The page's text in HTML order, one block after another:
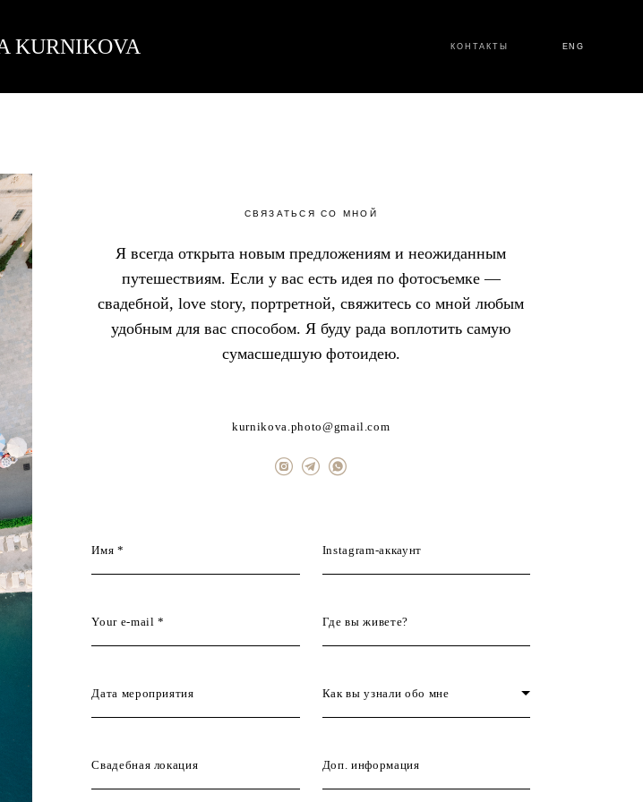
KURNIKOVA КОНТАКТЫ ENG
СВЯЗАТЬСЯ СО МНОЙ
Я всегда открыта новым предложениям и неожиданным
путешествиям. Если у вас есть идея по фотосъемке —
свадебной, love story, портретной, свяжитесь со мной любым
удобным для вас способом. Я буду рада воплотить самую
сумасшедшую фотоидею.
kurnikova.photo@gmail.com
Имя *
Your e-mail *
Дата мероприятия
Свадебная локация
Instagram-аккаунт
Где вы живете?
Как вы узнали обо мне
Доп. информация